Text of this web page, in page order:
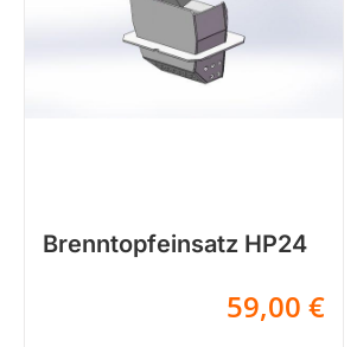
Brenntopfeinsatz HP24
59,00 €